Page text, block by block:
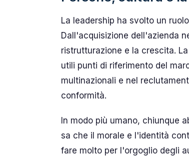
La leadership ha svolto un
Dall'acquisizione dell'azienda
ristrutturazione e la crescita.
utili punti di riferimento del
multinazionali e nel
conformità.
In modo più umano, chiunque
sa che il morale e l'identità
fare molto per l'orgoglio degli